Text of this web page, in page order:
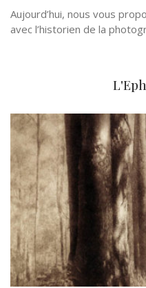
Aujourd’hui, nous vous
avec l’historien de la